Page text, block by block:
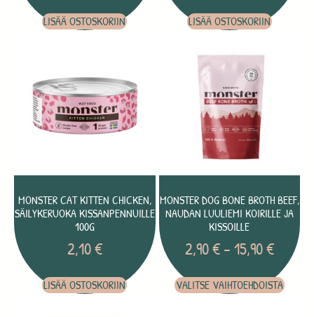
LISÄÄ OSTOSKORIIN LISÄÄ OSTOSKORIIN
MONSTER CAT KITTEN CHICKEN,
SÄILYKERUOKA KISSANPENNUILLE
100G
2,10€
LISÄÄ OSTOSKORIIN
MONSTER DOG BONE BROTH BEEF,
NAUDAN LUULIEMI KOIRILLE JA
KISSOILLE
2,90€ –15,90€
VALITSE VAIHTOEHDOISTA